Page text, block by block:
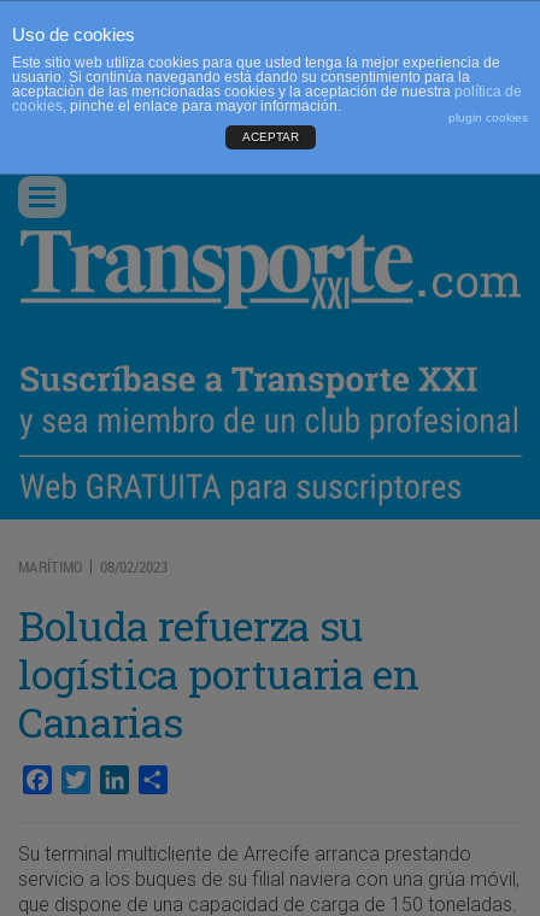
CONTACTO
Conmutar
navegación
MARÍTIMO | 08/02/2023
Boluda refuerza su
logística portuaria en
Canarias
Facebook
TwitterLinkedIn
Su terminal multicliente de Arrecife arranca prestando
servicio a los buques de su filial naviera con una grúa móvil,
que dispone de una capacidad de carga de 150 toneladas.
Uso de cookies
Este sitio web utiliza cookies para que usted tenga la mejor experiencia de
usuario. Si continúa navegando está dando su consentimiento para la
aceptación de las mencionadas cookies y la aceptación de nuestra política de
cookies, pinche el enlace para mayor información.
plugin cookies
ACEPTAR